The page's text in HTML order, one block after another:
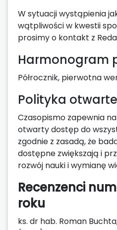
W sytuacji wystąpienia
wątpliwości w kwestii
prosimy o kontakt z
Harmonogram
Półrocznik, pierwotna
Polityka
Czasopismo zapewnia
otwarty dostęp do
zgodnie z zasadą, że
dostępne zwiększają i
rozwój nauki i wymianę
Recenzenci
roku
ks. dr hab. Roman